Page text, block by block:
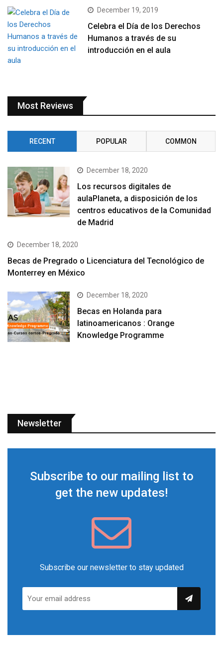
December 19, 2019
Celebra el Día de los Derechos
Humanos a través de su
introducción en el aula
Most Reviews
RECENT POPULAR COMMON
December 18, 2020
Los recursos digitales de
aulaPlaneta, a disposición de los
centros educativos de la Comunidad
de Madrid
December 18, 2020
Becas de Pregrado o Licenciatura del Tecnológico de
Monterrey en México
December 18, 2020
Becas en Holanda para
latinoamericanos : Orange
Knowledge Programme
Newsletter
Subscribe to our mailing list to
get the new updates!
Subscribe our newsletter to stay updated